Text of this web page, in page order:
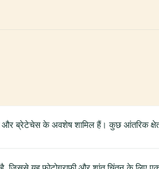
और ब्रेटेचेस के अवशेष शामिल हैं। कुछ आंतरिक